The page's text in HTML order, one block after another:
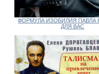
ФОРМУЛА ИЗОБИЛИЯ ПАВЛА
ДЛЯ ВАС